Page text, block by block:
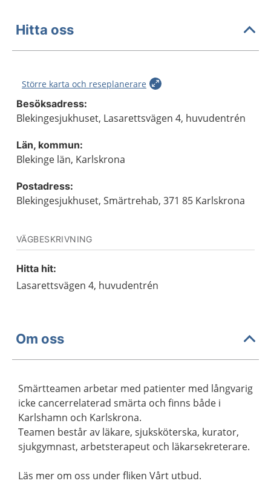
Hitta oss
Större karta och reseplanerare
Besöksadress:
Blekingesjukhuset, Lasarettsvägen 4, huvudentrén
Län, kommun:
Blekinge län, Karlskrona
Postadress:
Blekingesjukhuset, Smärtrehab, 371 85 Karlskrona
VÄGBESKRIVNING
Hitta hit:
Lasarettsvägen 4, huvudentrén
Om oss
Smärtteamen arbetar med patienter med långvarig
icke cancerrelaterad smärta och finns både i
Karlshamn och Karlskrona.
Teamen består av läkare, sjuksköterska, kurator,
sjukgymnast, arbetsterapeut och läkarsekreterare.
Läs mer om oss under fliken Vårt utbud.